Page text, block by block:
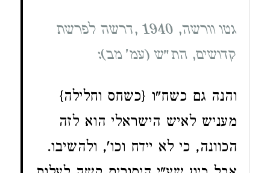
גטו וורשה, 1940 ,דרשה לפרשת
קדושים, הת"ש (עמ' מב):
והנה גם כשח"ו {כשחס וחלילה}
מעניש לאיש הישראלי הוא לזה
הכוונה, כי לא יידח וכו', ולהשיבו.